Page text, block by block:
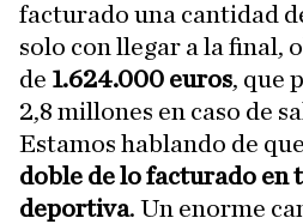
facturado una cantidad
solo con llegar a la final,
de 1.624.000 euros, que
2,8 millones en caso de
Estamos hablando de que
doble de lo facturado en
deportiva. Un enorme